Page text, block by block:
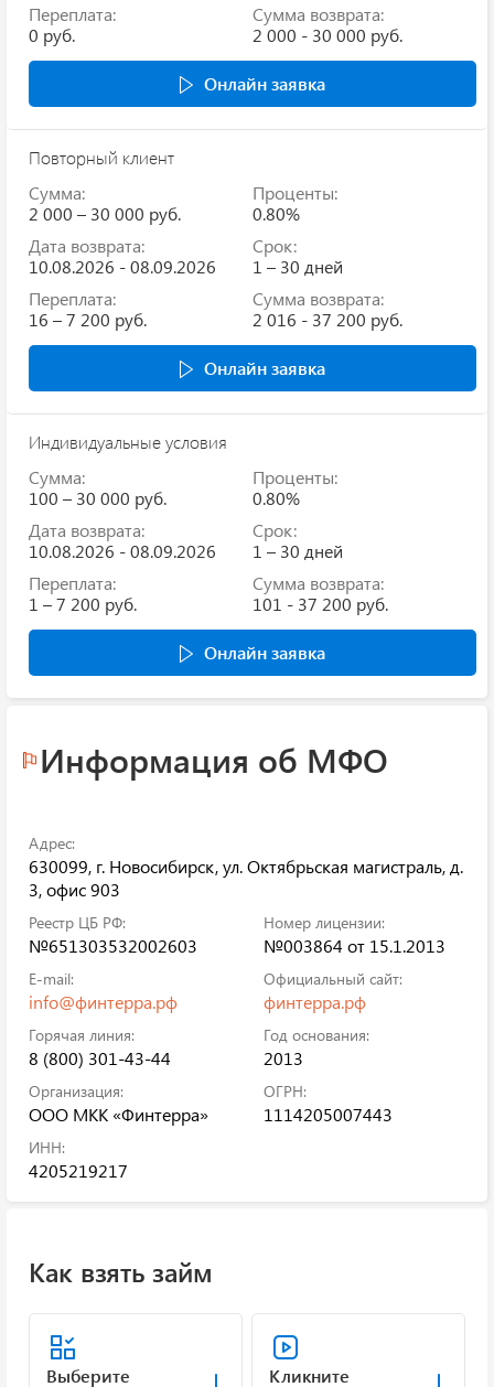
Переплата:
0 руб.
Сумма возврата:
2 000 - 30 000 руб.
Онлайн заявка
Повторный клиент
Сумма:
2 000 – 30 000 руб.
Проценты:
0.80%
Дата возврата:
10.08.2026 - 08.09.2026
Срок:
1 – 30 дней
Переплата:
16 – 7 200 руб.
Сумма возврата:
2 016 - 37 200 руб.
Онлайн заявка
Индивидуальные условия
Сумма:
100 – 30 000 руб.
Проценты:
0.80%
Дата возврата:
10.08.2026 - 08.09.2026
Срок:
1 – 30 дней
Переплата:
1 – 7 200 руб.
Сумма возврата:
101 - 37 200 руб.
Онлайн заявка
Информация об МФО
Адрес:
630099, г. Новосибирск, ул. Октябрьская магистраль, д.
3, офис 903
Реестр ЦБ РФ:
№651303532002603
Номер лицензии:
№003864 от 15.1.2013
E-mail:
info@финтерра.рф
Официальный сайт:
финтерра.рф
Горячая линия:
8 (800) 301-43-44
Год основания:
2013
Организация:
ООО МКК «Финтерра»
ОГРН:
1114205007443
ИНН:
4205219217
Как взять займ
Выберите Кликните